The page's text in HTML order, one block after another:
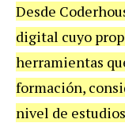
Desde
digital cuyo
herramientas
formación,
nivel de